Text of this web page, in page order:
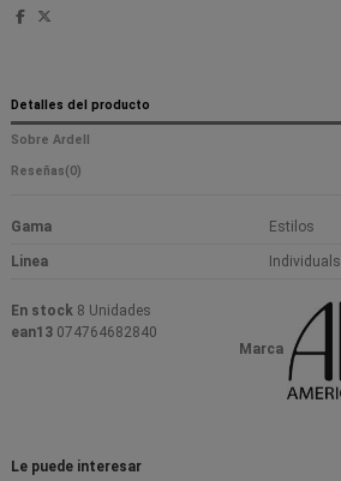
Detalles del producto
Sobre Ardell
Reseñas(0)
Gama Estilos
Linea Individuals
Marca
En stock 8 Unidades
ean13 074764682840
Le puede interesar